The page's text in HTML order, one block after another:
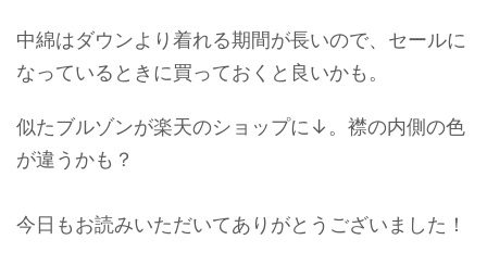
中綿はダウンより着れる期間が長いので、セールに
なっているときに買っておくと良いかも。
似たブルゾンが楽天のショップに↓。襟の内側の色
が違うかも？
今日もお読みいただいてありがとうございました！